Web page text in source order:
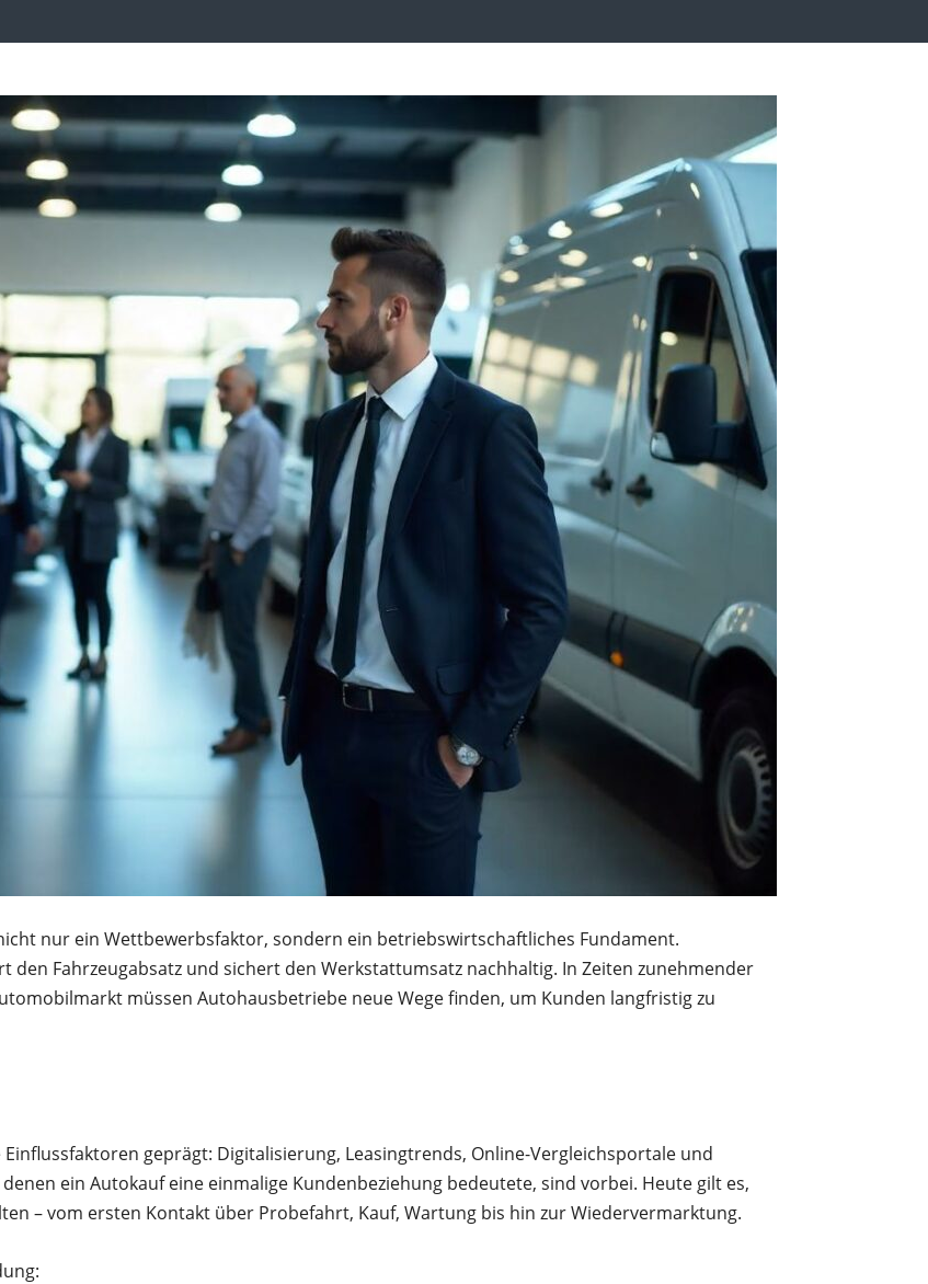
nur ein Wettbewerbsfaktor, sondern ein betriebswirtschaftliches Fundament.
Fahrzeugabsatz und sichert den Werkstattumsatz nachhaltig. In Zeiten zunehmender
müssen Autohausbetriebe neue Wege finden, um Kunden langfristig zu
geprägt: Digitalisierung, Leasingtrends, Online-Vergleichsportale und
ein Autokauf eine einmalige Kundenbeziehung bedeutete, sind vorbei. Heute gilt es,
– vom ersten Kontakt über Probefahrt, Kauf, Wartung bis hin zur Wiedervermarktung.